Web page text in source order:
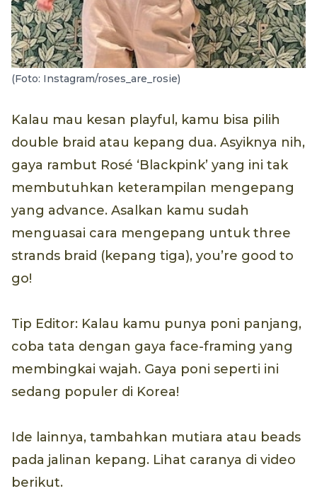
(Foto: Instagram/roses_are_rosie)
Kalau mau kesan playful, kamu bisa pilih
double braid atau kepang dua. Asyiknya nih,
gaya rambut Rosé ‘Blackpink’ yang ini tak
membutuhkan keterampilan mengepang
yang advance. Asalkan kamu sudah
menguasai cara mengepang untuk three
strands braid (kepang tiga), you’re good to
go!
Tip Editor: Kalau kamu punya poni panjang,
coba tata dengan gaya face-framing yang
membingkai wajah. Gaya poni seperti ini
sedang populer di Korea!
Ide lainnya, tambahkan mutiara atau beads
pada jalinan kepang. Lihat caranya di video
berikut.